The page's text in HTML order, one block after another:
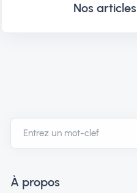
Nos articles
À propos